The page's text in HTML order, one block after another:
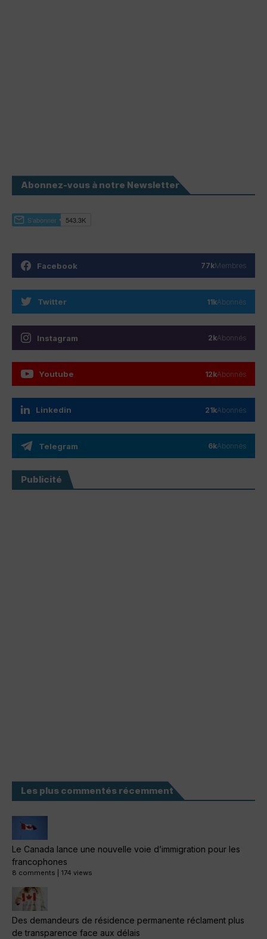
Abonnez-vous à notre Newsletter
Facebook 77kMembres
Twitter 11kAbonnés
Instagram 2kAbonnés
Youtube 12kAbonnés
Linkedin 21kAbonnés
Telegram 6kAbonnés
Publicité
Les plus commentés récemment
Le Canada lance une nouvelle voie d’immigration pour les
francophones
8 comments 174 views
Des demandeurs de résidence permanente réclament plus
de transparence face aux délais